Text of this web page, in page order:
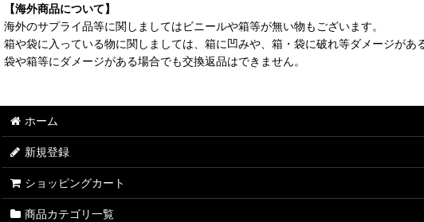
【海外商品について】
海外のサプライ品等に関しましてはビニールや箱等が無い物もございます。
箱や袋に入っている物に関しましては、箱に凹みや、箱・袋に破れ等ダメージがあ
袋や箱等にダメージがある場合でも交換返品はできません。
ホーム
新規登録
ショッピングカート
商品カテゴリ一覧